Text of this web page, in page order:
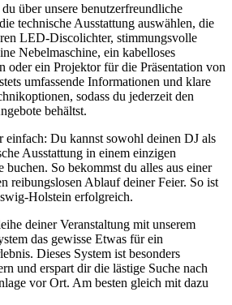
über unsere benutzerfreundliche
technische Ausstattung auswählen, die
LED-Discolichter, stimmungsvolle
Nebelmaschine, ein kabelloses
oder ein Projektor für die Präsentation von
umfassende Informationen und klare
sodass du jederzeit den
behältst.
einfach: Du kannst sowohl deinen DJ als
Ausstattung in einem einzigen
So bekommst du alles aus einer
reibungslosen Ablauf deiner Feier. So ist
Holstein erfolgreich.
deiner Veranstaltung mit unserem
das gewisse Etwas für ein
Dieses System ist besonders
und erspart dir die lästige Suche nach
vor Ort. Am besten gleich mit dazu